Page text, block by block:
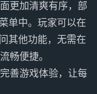
更加清爽有序，部
单中。玩家可以在
其他功能，无需在
畅便捷。
善游戏体验，让每